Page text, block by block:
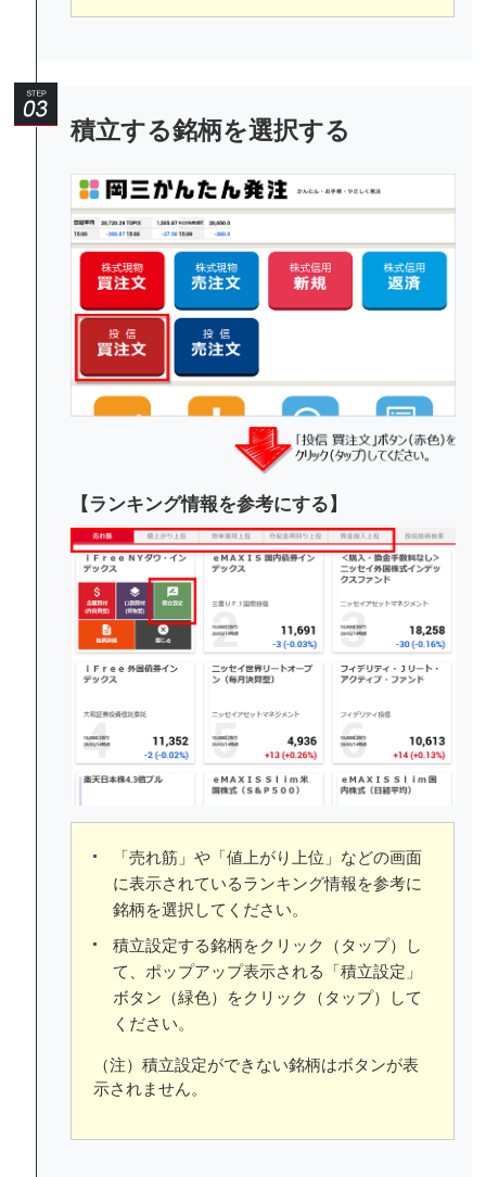
積立する銘柄を選択する
【ランキング情報を参考にする】
「売れ筋」や「値上がり上位」などの画面
に表示されているランキング情報を参考に
銘柄を選択してください。
積立設定する銘柄をクリック（タップ）し
て、ポップアップ表示される「積立設定」
ボタン（緑色）をクリック（タップ）して
ください。
（注）積立設定ができない銘柄はボタンが表
示されません。